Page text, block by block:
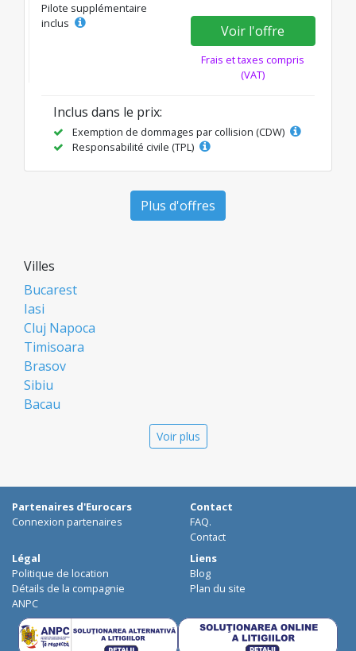
Pilote supplémentaire
inclus
Voir l'offre
Frais et taxes compris
(VAT)
Inclus dans le prix:
Exemption de dommages par collision (CDW)
Responsabilité civile (TPL)
Plus d'offres
Villes
Bucarest
Iasi
Cluj Napoca
Timisoara
Brasov
Sibiu
Bacau
Galati
Suceava
Focsani
Targoviste
Ploiesti
Craiova
Botosani
Voir plus
Partenaires d'Eurocars
Connexion partenaires
Contact
FAQ.
Contact
Légal
Politique de location
Détails de la compagnie
ANPC
Liens
Blog
Plan du site